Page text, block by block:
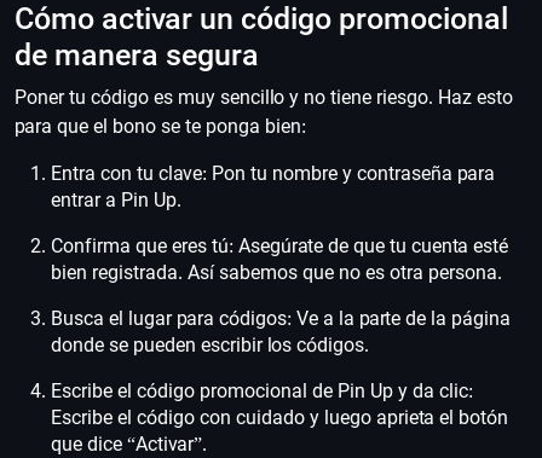
Cómo activar un código promocional
de manera segura
Poner tu código es muy sencillo y no tiene riesgo. Haz esto
para que el bono se te ponga bien:
Entra con tu clave: Pon tu nombre y contraseña para
entrar a Pin Up.
Confirma que eres tú: Asegúrate de que tu cuenta esté
bien registrada. Así sabemos que no es otra persona.
Busca el lugar para códigos: Ve a la parte de la página
donde se pueden escribir los códigos.
Escribe el código promocional de Pin Up y da clic:
Escribe el código con cuidado y luego aprieta el botón
que dice “Activar”.